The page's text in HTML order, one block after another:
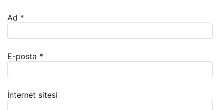
Ad *
E-posta *
İnternet sitesi